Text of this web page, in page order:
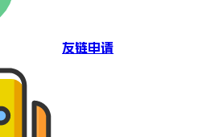
友链申请